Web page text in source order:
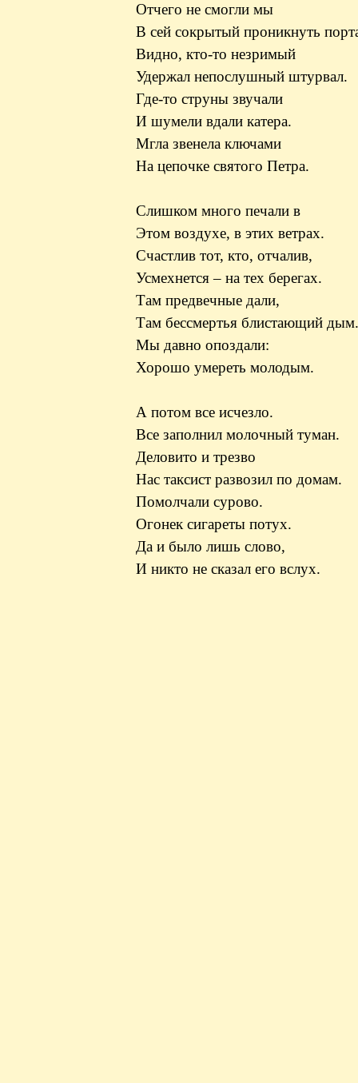
Отчего не смогли мы
В сей сокрытый проникнуть
Видно, кто-то незримый
Удержал непослушный штурвал.
Где-то струны звучали
И шумели вдали катера.
Мгла звенела ключами
На цепочке святого Петра.
Слишком много печали в
Этом воздухе, в этих ветрах.
Счастлив тот, кто, отчалив,
Усмехнется – на тех берегах.
Там предвечные дали,
Там бессмертья блистающий дым.
Мы давно опоздали:
Хорошо умереть молодым.
А потом все исчезло.
Все заполнил молочный туман.
Деловито и трезво
Нас таксист развозил по домам.
Помолчали сурово.
Огонек сигареты потух.
Да и было лишь слово,
И никто не сказал его вслух.